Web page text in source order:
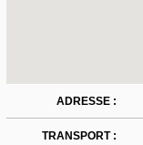
ADRESSE :
TRANSPORT :